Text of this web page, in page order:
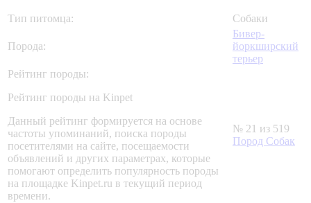
Тип питомца: Собаки
Порода:
Бивер-
йоркширский
терьер
Рейтинг породы:
Рейтинг породы на Kinpet
Данный рейтинг формируется на основе
частоты упоминаний, поиска породы
посетителями на сайте, посещаемости
объявлений и других параметрах, которые
помогают определить популярность породы
на площадке Kinpet.ru в текущий период
времени.
№ 21 из 519
Пород Собак